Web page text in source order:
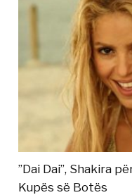
”Dai Dai”, Shakira
Kupës së Botës